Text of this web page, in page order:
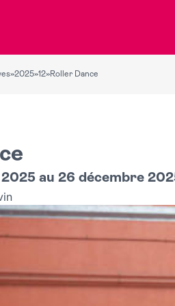
»2025»12»Roller Dance
au 26 décembre